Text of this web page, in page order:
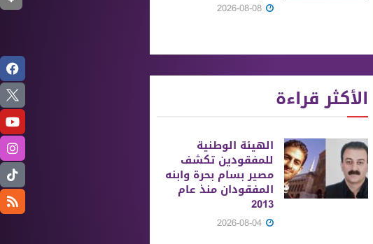
الأكثر قراءة
الهيئة الوطنية
للمفقودين تكشف
مصير بسام بحرة وابنه
المفقودان منذ عام
2013